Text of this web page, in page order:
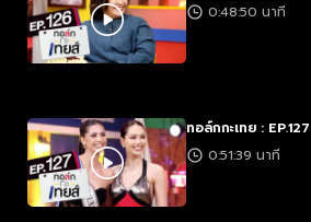
0:48:50 นาที
ทอล์กกะเทย : EP.127
0:51:39 นาที